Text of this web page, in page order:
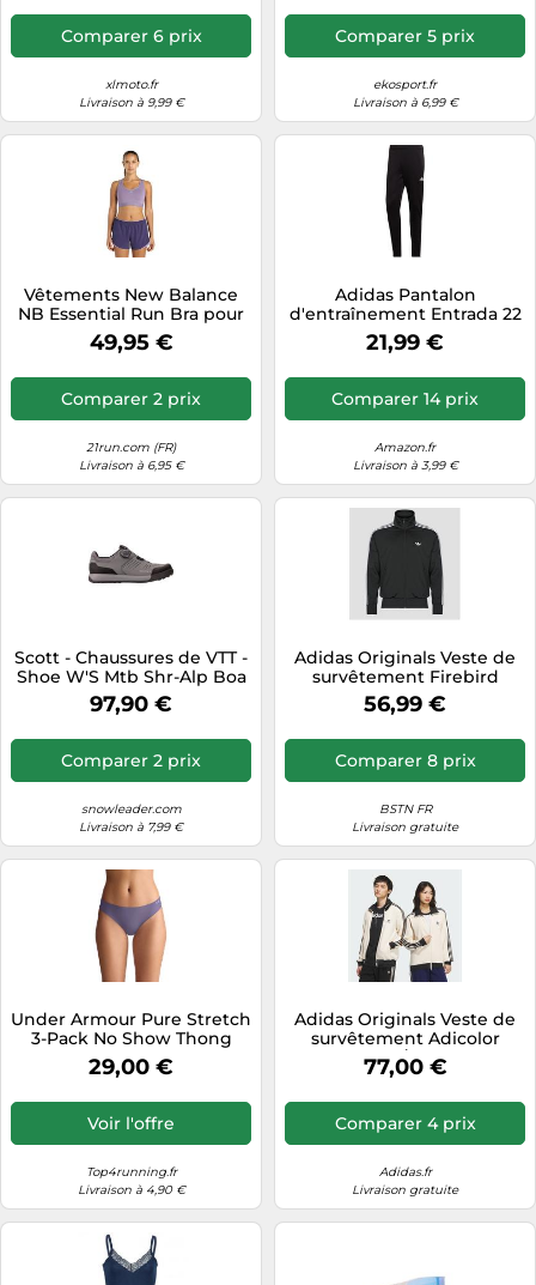
Comparer 6 prix
xlmoto.fr
Livraison à 9,99 €
Comparer 5 prix
ekosport.fr
Livraison à 6,99 €
Vêtements New Balance
NB Essential Run Bra pour
Femme S Violet
49,95 €
Comparer 2 prix
21run.com (FR)
Livraison à 6,95 €
Adidas Pantalon
d'entraînement Entrada 22
Slim Noir Homme Taille S
21,99 €
Comparer 14 prix
Amazon.fr
Livraison à 3,99 €
Scott - Chaussures de VTT -
Shoe W'S Mtb Shr-Alp Boa
Clip Grey/Black pour
Femme - Taille 37 - Gris Gris
97,90 €
Comparer 2 prix
snowleader.com
Livraison à 7,99 €
Adidas Originals Veste de
survêtement Firebird
zippée – Noir L Homme
56,99 €
Comparer 8 prix
BSTN FR
Livraison gratuite
Under Armour Pure Stretch
3-Pack No Show Thong
Sous-vêtements pour
femme XS Multicolore
29,00 €
Voir l'offre
Top4running.fr
Livraison à 4,90 €
Adidas Originals Veste de
survêtement Adicolor
Classic noir / blanc cassé
Taille M
77,00 €
Comparer 4 prix
Adidas.fr
Livraison gratuite